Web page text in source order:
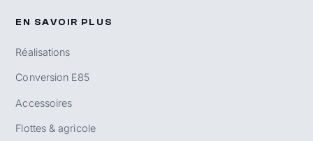
EN SAVOIR PLUS
Réalisations
Conversion E85
Accessoires
Flottes & agricole